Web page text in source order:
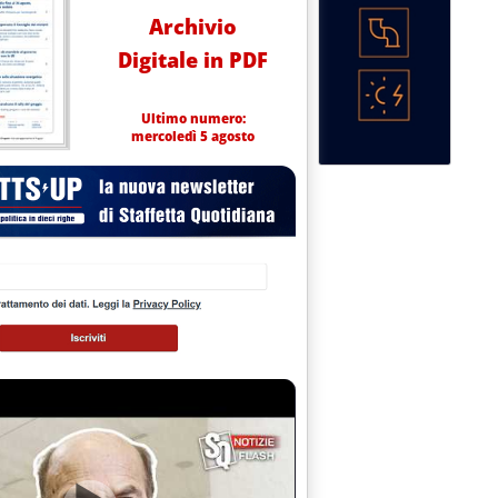
Archivio
Digitale in PDF
Ultimo numero:
mercoledì 5 agosto